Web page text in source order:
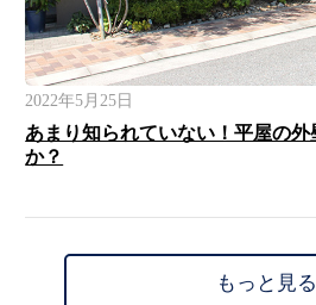
2022年5月25日
あまり知られていない！平屋の
か？
もっと見る